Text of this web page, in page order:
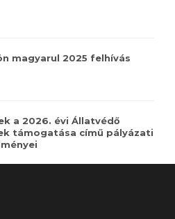
magyarul 2025 felhívás
a 2026. évi Állatvédő
támogatása című pályázati